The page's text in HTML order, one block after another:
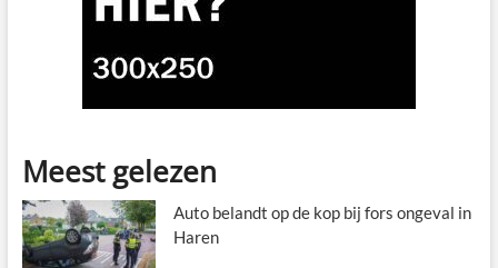
Meest gelezen
Auto belandt op de kop bij fors ongeval in
Haren